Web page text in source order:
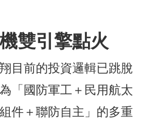
雙引擎點火
目前的投資邏輯已跳脫
「國防軍工＋民用航太
件＋聯防自主」的多重